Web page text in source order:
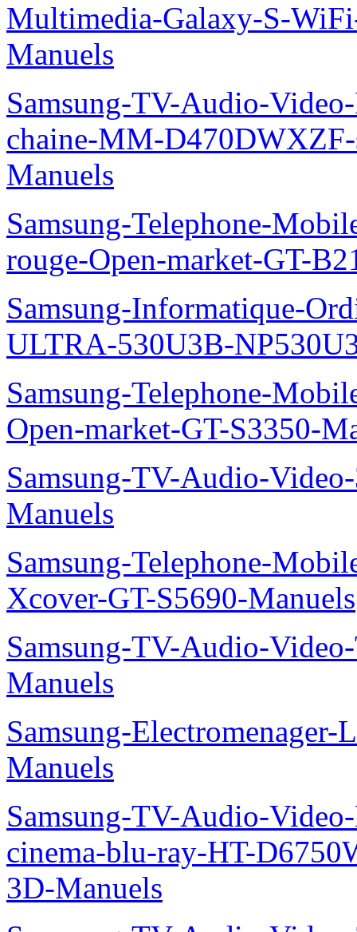
Multimedia-Galaxy-S-
Manuels
Samsung-TV-Audio-
chaine-MM-
Manuels
Samsung-Telephone-
rouge-Open-market-GT-
Samsung-Informatique-
ULTRA-530U3B-
Samsung-Telephone-
Open-market-GT-S3350-
Samsung-TV-Audio-
Manuels
Samsung-Telephone-
Xcover-GT-S5690-Manuels
Samsung-TV-Audio-
Manuels
Samsung-
Manuels
Samsung-TV-Audio-
cinema-blu-ray-HT-
3D-Manuels